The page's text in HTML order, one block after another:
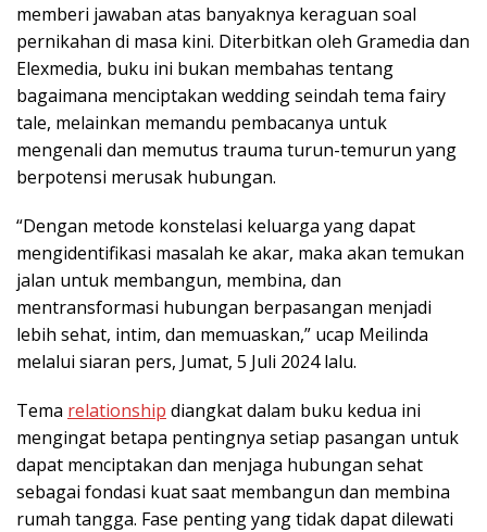
memberi jawaban atas banyaknya keraguan soal
pernikahan di masa kini. Diterbitkan oleh Gramedia dan
Elexmedia, buku ini bukan membahas tentang
bagaimana menciptakan wedding seindah tema fairy
tale, melainkan memandu pembacanya untuk
mengenali dan memutus trauma turun-temurun yang
berpotensi merusak hubungan.
“Dengan metode konstelasi keluarga yang dapat
mengidentifikasi masalah ke akar, maka akan temukan
jalan untuk membangun, membina, dan
mentransformasi hubungan berpasangan menjadi
lebih sehat, intim, dan memuaskan,” ucap Meilinda
melalui siaran pers, Jumat, 5 Juli 2024 lalu.
Tema relationship diangkat dalam buku kedua ini
mengingat betapa pentingnya setiap pasangan untuk
dapat menciptakan dan menjaga hubungan sehat
sebagai fondasi kuat saat membangun dan membina
rumah tangga. Fase penting yang tidak dapat dilewati